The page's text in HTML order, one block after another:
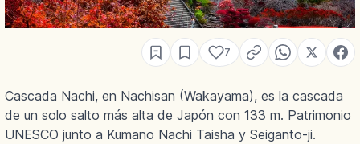
7
Cascada Nachi, en Nachisan (Wakayama), es la cascada
de un solo salto más alta de Japón con 133 m. Patrimonio
UNESCO junto a Kumano Nachi Taisha y Seiganto-ji.